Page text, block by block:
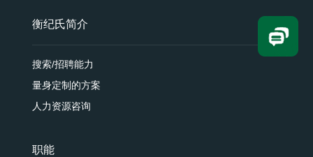
衡纪氏简介
搜索/招聘能力
量身定制的方案
人力资源咨询
职能